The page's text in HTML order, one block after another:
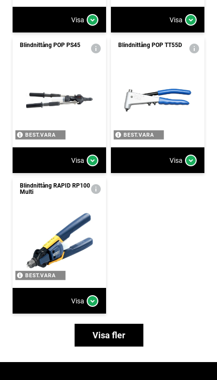
Visa Visa
Blindnittång POP PS45
BEST.VARA
Visa
Blindnittång POP TT55D
BEST.VARA
Visa
Blindnittång RAPID RP100
Multi
BEST.VARA
Visa
Visa fler